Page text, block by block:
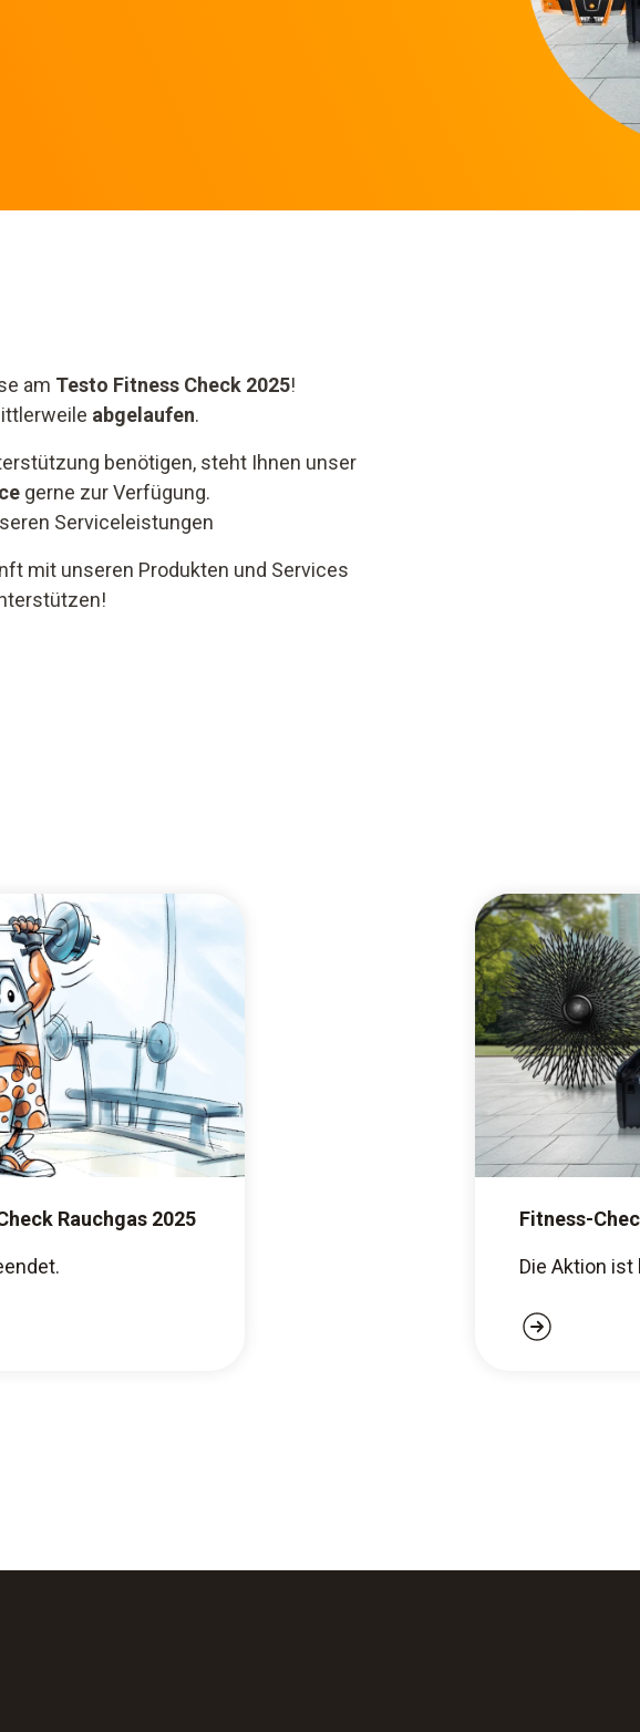
am Testo Fitness Check 2025!
abgelaufen.
benötigen, steht Ihnen unser
gerne zur Verfügung.
Serviceleistungen
mit unseren Produkten und Services
Rauchgas 2025 Fitness-
Die Aktion ist